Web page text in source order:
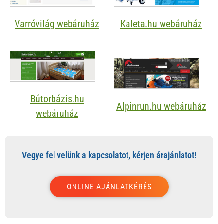
Varróvilág webáruház Kaleta.hu webáruház
Bútorbázis.hu
webáruház
Alpinrun.hu webáruház
Vegye fel velünk a kapcsolatot, kérjen árajánlatot!